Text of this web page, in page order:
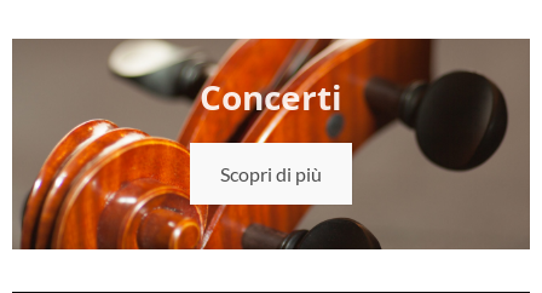
Concerti
Scopri di più